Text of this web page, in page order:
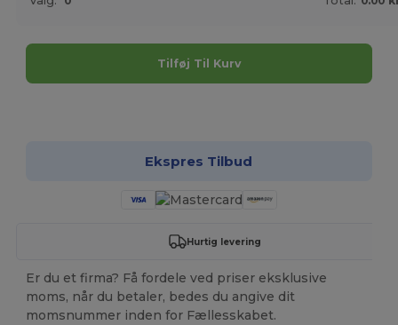
Tilføj Til Kurv
Ekspres Tilbud
Hurtig levering
Er du et firma? Få fordele ved priser eksklusive
moms, når du betaler, bedes du angive dit
momsnummer inden for Fællesskabet.